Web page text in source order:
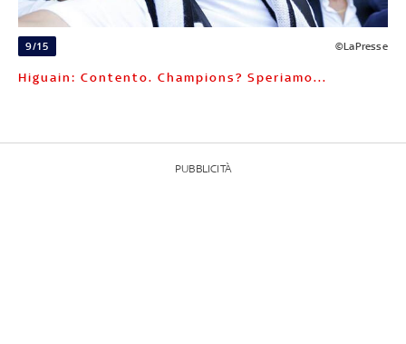
9/15 ©LaPresse
Higuain: Contento. Champions? Speriamo...
PUBBLICITÀ